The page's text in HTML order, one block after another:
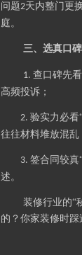
问题2天内整门更
庭。
三、选真口
1. 查口碑先
高频投诉；
2. 验实力必看
往往材料堆放混乱
3. 签合同较真
述。
装修行业的“
的？你家装修时